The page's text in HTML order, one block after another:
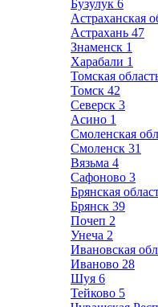
Бузулук 6
Астраханская
Астрахань 47
Знаменск 1
Харабали 1
Томская
Томск 42
Северск 3
Асино 1
Смоленская
Смоленск 31
Вязьма 4
Сафоново 3
Брянская
Брянск 39
Почеп 2
Унеча 2
Ивановская
Иваново 28
Шуя 6
Тейково 5